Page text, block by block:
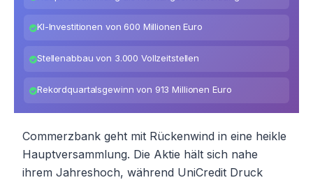
KI-Investitionen von 600 Millionen Euro
Stellenabbau von 3.000 Vollzeitstellen
Rekordquartalsgewinn von 913 Millionen Euro
Commerzbank geht mit Rückenwind in eine heikle
Hauptversammlung. Die Aktie hält sich nahe
ihrem Jahreshoch, während UniCredit Druck